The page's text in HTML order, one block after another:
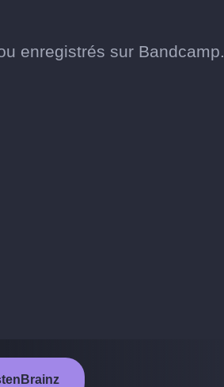
enregistrés sur Bandcamp.